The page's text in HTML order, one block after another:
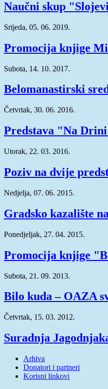
Naučni skup
Srijeda, 05. 06. 2019.
Promocija knjige
Subota, 14. 10. 2017.
Belomanastirski
Četvrtak, 30. 06. 2016.
Predstava "Na
Utorak, 22. 03. 2016.
Poziv na dvije
Nedjelja, 07. 06. 2015.
Gradsko kazalište
Ponedjeljak, 27. 04. 2015.
Promocija knjige
Subota, 21. 09. 2013.
Bilo kuda – OAZA
Četvrtak, 15. 03. 2012.
Suradnja
Arhiva
Donatori i partneri
Korisni linkovi